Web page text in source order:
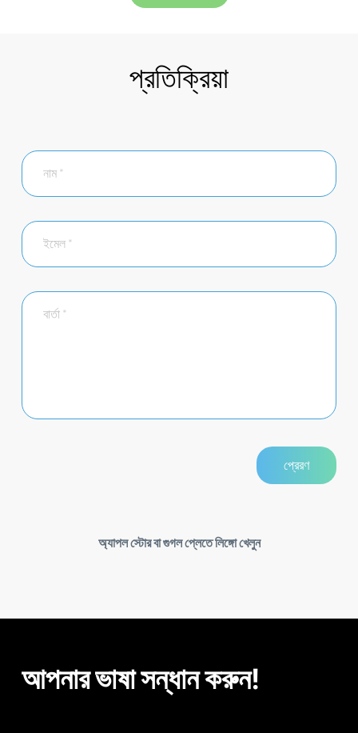
প্রতিক্রিয়া
অ্যাপল স্টোর বা গুগল প্লেতে লিঙ্গো খেলুন
আপনার ভাষা সন্ধান করুন!